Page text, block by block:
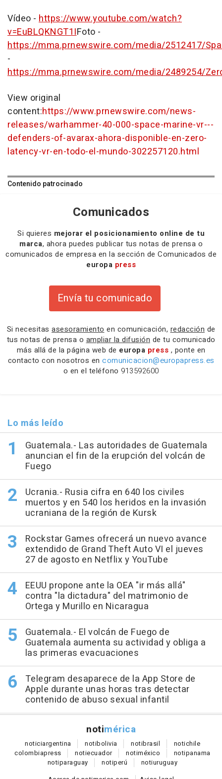
Vídeo - https://www.youtube.com/watch?
v=EuBLQKNGT1IFoto -
https://mma.prnewswire.com/media/2512417/
-
https://mma.prnewswire.com/media/2489254/
View original
content:https://www.prnewswire.com/news-
releases/warhammer-40-000-space-marine-vr---
defenders-of-avarax-ahora-disponible-en-zero-
latency-vr-en-todo-el-mundo-302257120.html
Contenido patrocinado
Comunicados
Si quieres mejorar el posicionamiento online de tu
marca, ahora puedes publicar tus notas de prensa o
comunicados de empresa en la sección de Comunicados de
europa press
Envía tu comunicado
Si necesitas asesoramiento en comunicación, redacción de
tus notas de prensa o ampliar la difusión de tu comunicado
más allá de la página web de europa press , ponte en
contacto con nosotros en comunicacion@europapress.es
o en el teléfono 913592600
Lo más leído
Guatemala.- Las autoridades de Guatemala
anuncian el fin de la erupción del volcán de
Fuego
Ucrania.- Rusia cifra en 640 los civiles
muertos y en 540 los heridos en la invasión
ucraniana de la región de Kursk
Rockstar Games ofrecerá un nuevo avance
extendido de Grand Theft Auto VI el jueves
27 de agosto en Netflix y YouTube
EEUU propone ante la OEA "ir más allá"
contra "la dictadura" del matrimonio de
Ortega y Murillo en Nicaragua
Guatemala.- El volcán de Fuego de
Guatemala aumenta su actividad y obliga a
las primeras evacuaciones
Telegram desaparece de la App Store de
Apple durante unas horas tras detectar
contenido de abuso sexual infantil
notimérica
noticiargentina notibolivia notibrasil notichile
colombiapress notiecuador notiméxico notipanama
notiparaguay notiperú notiuruguay